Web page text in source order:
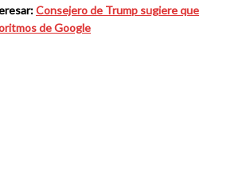
Consejero de Trump sugiere que
de Google